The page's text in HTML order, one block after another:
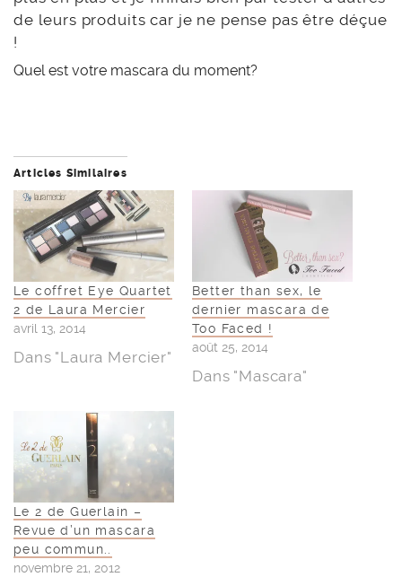
de leurs produits car je ne pense pas être déçue
!
Quel est votre mascara du moment?
Articles Similaires
Le coffret Eye Quartet
2 de Laura Mercier
avril 13, 2014
Dans "Laura Mercier"
Better than sex, le
dernier mascara de
Too Faced !
août 25, 2014
Dans "Mascara"
Le 2 de Guerlain –
Revue d’un mascara
peu commun..
novembre 21, 2012